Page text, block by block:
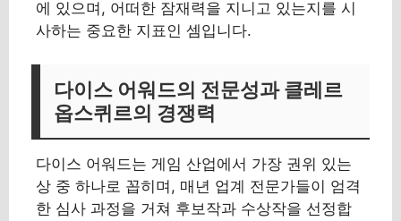
에 있으며, 어떠한 잠재력을 지니고 있는지를 시
사하는 중요한 지표인 셈입니다.
다이스 어워드의 전문성과 클레르
옵스퀴르의 경쟁력
다이스 어워드는 게임 산업에서 가장 권위 있는
상 중 하나로 꼽히며, 매년 업계 전문가들이 엄격
한 심사 과정을 거쳐 후보작과 수상작을 선정합